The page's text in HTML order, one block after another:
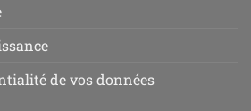
de vos données